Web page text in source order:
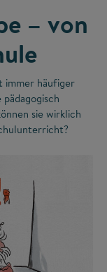
– von
immer häufiger
sie wirklich